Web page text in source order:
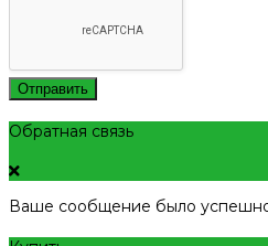
Отправить
Обратная связь
Ваше сообщение было